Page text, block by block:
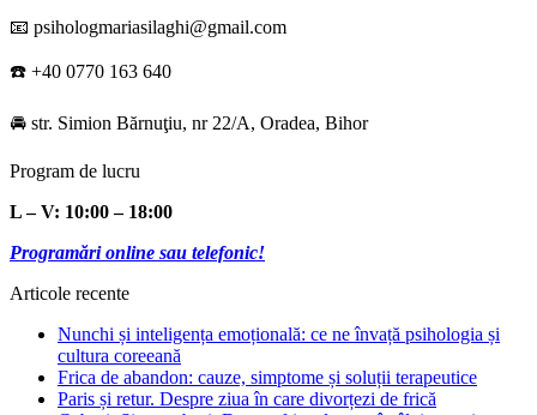
📧 psihologmariasilaghi@gmail.com
☎️ +40 0770 163 640
🚘 str. Simion Bărnuţiu, nr 22/A, Oradea, Bihor
Program de lucru
L – V: 10:00 – 18:00
Programări online sau telefonic!
Articole recente
Nunchi și inteligența emoțională: ce ne învață psihologia și
cultura coreeană
Frica de abandon: cauze, simptome și soluții terapeutice
Paris și retur. Despre ziua în care divorțezi de frică